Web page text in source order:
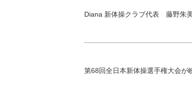
Diana 新体操クラブ代表 藤野朱
第68回全日本新体操選手権大会が